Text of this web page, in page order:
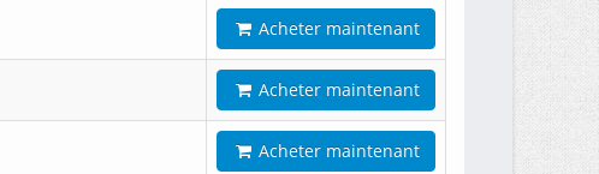
Acheter maintenant
Acheter maintenant
Acheter maintenant